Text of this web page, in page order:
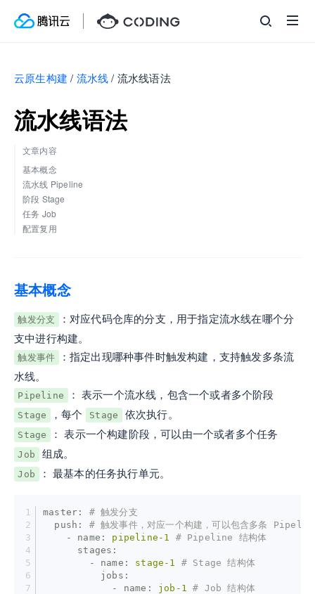
云原生构建 / 流水线/ 流水线语法
流水线语法
文章内容
基本概念
流水线 Pipeline
阶段 Stage
任务 Job
配置复用
基本概念
触发分支
：对应代码仓库的分支，用于指定流水线在哪个分
支中进行构建。
触发事件
：指定出现哪种事件时触发构建，支持触发多条流
水线。
Pipeline ： 表示一个流水线，包含一个或者多个阶段
Stage ，每个 Stage 依次执行。
Stage ： 表示一个构建阶段，可以由一个或者多个任务
Job 组成。
Job ： 最基本的任务执行单元。
master:
# 触发分支
  push:
# 触发事件，对应一个构建，可以包含多条
    - name:
pipeline-1
# Pipeline 结构体
      stages:
        - name:
stage-1
# Stage 结构体
          jobs:
            - name:
job-1
# Job 结构体